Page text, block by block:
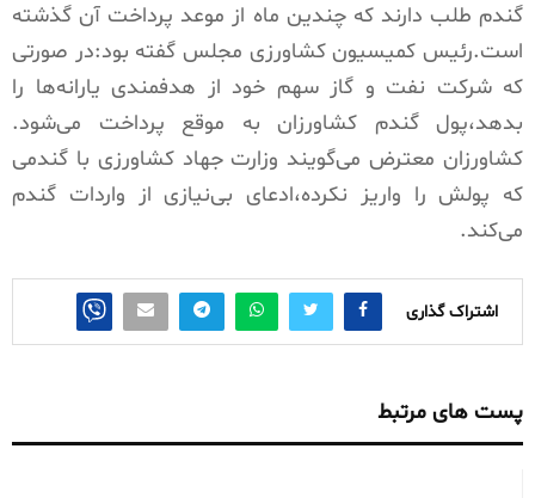
گندم طلب دارند که چندین ماه از موعد پرداخت آن گذشته
است.رئيس کمیسیون کشاورزی مجلس گفته بود:در صورتی
که شرکت نفت و گاز سهم خود از هدفمندی یارانه‌ها را
بدهد،پول گندم کشاورزان به موقع پرداخت می‌شود.
کشاورزان معترض می‌گویند وزارت جهاد کشاورزی با گندمی
که پولش را واریز نکرده،ادعای بی‌نیازی از واردات گندم
می‌کند.
اشتراک گذاری
پست های مرتبط